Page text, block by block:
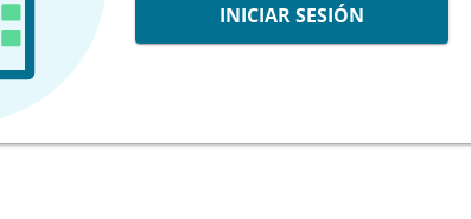
INICIAR SESIÓN